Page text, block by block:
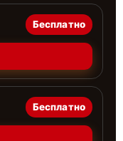
Бесплатно
Бесплатно